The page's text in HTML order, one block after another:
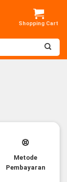
Metode
Pembayaran